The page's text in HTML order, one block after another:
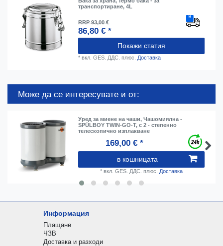
транспортиране, 4L
RRP 93,00 €
86,80 € *
Покажи статия
*вкл. GES. ДДС. плюс. Доставка
Може да се интересувате и от:
Уред за миене на чаши, Чашомиялна -
SPÜLBOY TWIN-GO-T, с 2 - степенно
телескопично изплакване
169,00 € *
в кошницата
* вкл. GES. ДДС. плюс. Доставка
Информация
Плащане
ЧЗВ
Доставка и разходи